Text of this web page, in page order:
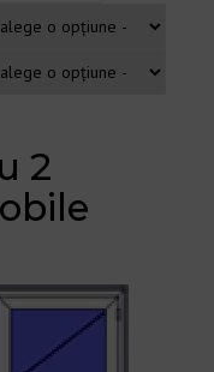
2